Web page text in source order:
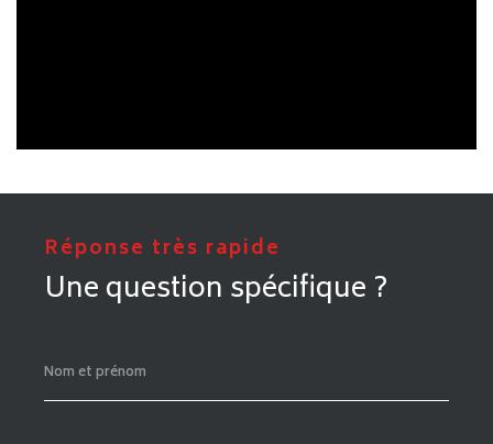
Réponse très rapide
Une question spécifique ?